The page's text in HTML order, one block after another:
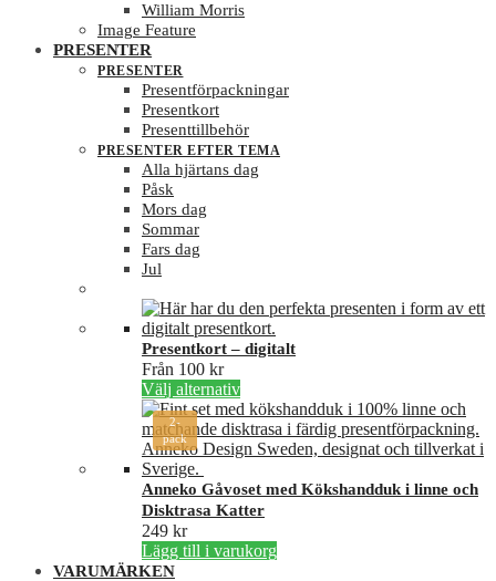
William Morris
Image Feature
PRESENTER
PRESENTER
Presentförpackningar
Presentkort
Presenttillbehör
PRESENTER EFTER TEMA
Alla hjärtans dag
Påsk
Mors dag
Sommar
Fars dag
Jul
Presentkort – digitalt
Från 100 kr
Välj alternativDen
här
produkten
har
varianter.
De
alternativen
2-
pack
Anneko Gåvoset med Kökshandduk i linne och
Disktrasa Katter
249 kr
Lägg till i varukorg
VARUMÄRKEN